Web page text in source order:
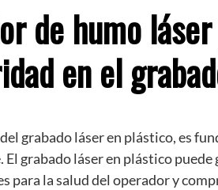
de humo
en el
grabado láser en plástico, es
El grabado láser en plástico
para la salud del operador y